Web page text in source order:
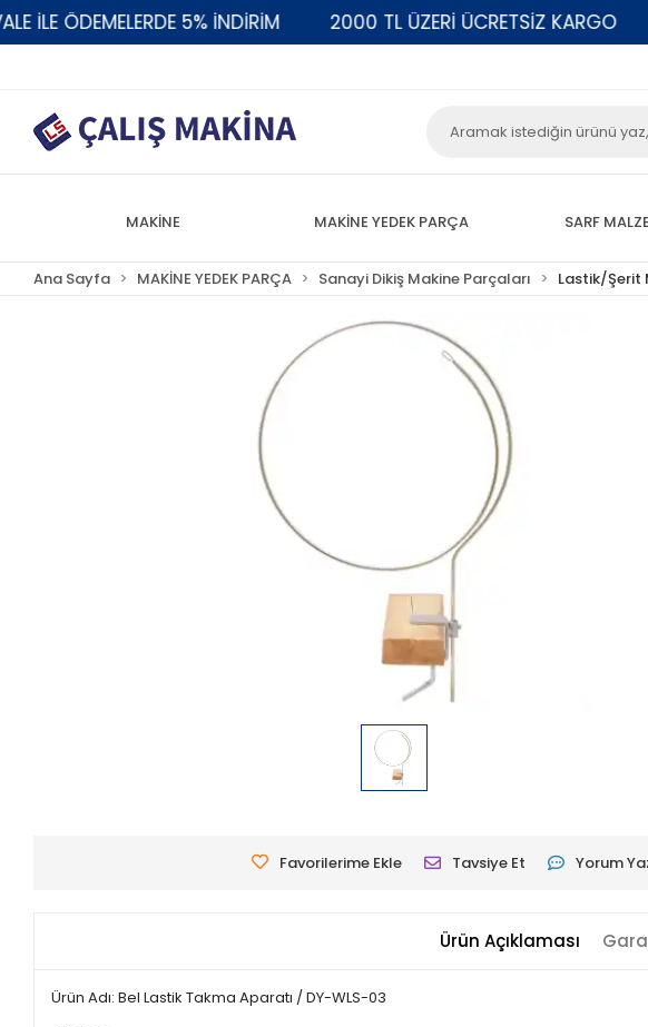
ÖDEMELERDE 5% İNDİRİM 2000 TL ÜZERİ ÜCRETSİZ KARGO
MAKİNE MAKİNE YEDEK PARÇA SARF
Ana Sayfa MAKİNE YEDEK PARÇA Sanayi Dikiş Makine Parçaları Lastik/Şerit
Favorilerime Ekle Tavsiye Et Yorum
Ürün Açıklaması
Ürün Adı: Bel Lastik Takma Aparatı / DY-WLS-03